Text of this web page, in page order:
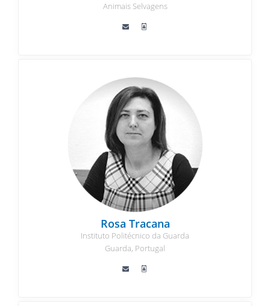
Animais Selvagens
Rosa Tracana
Instituto Politécnico da Guarda
Guarda, Portugal